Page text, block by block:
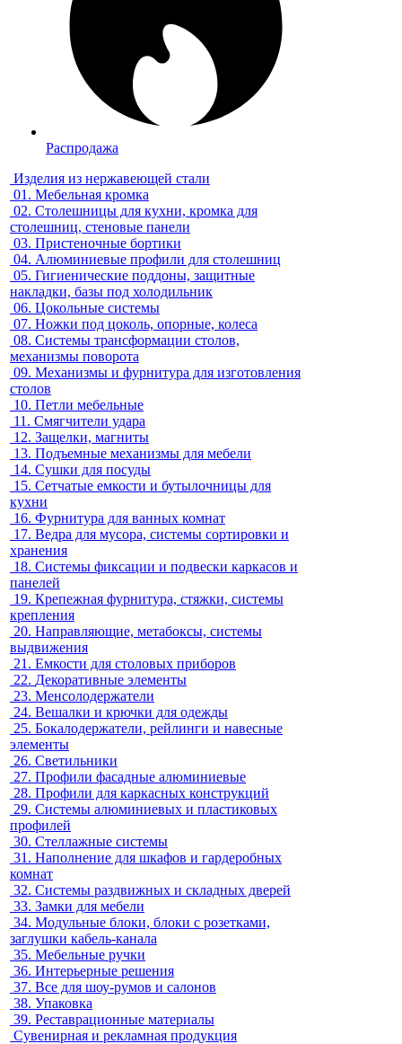
Распродажа
Изделия из нержавеющей стали
01. Мебельная кромка
02. Столешницы для кухни, кромка для
столешниц, стеновые панели
03. Пристеночные бортики
04. Алюминиевые профили для столешниц
05. Гигиенические поддоны, защитные
накладки, базы под холодильник
06. Цокольные системы
07. Ножки под цоколь, опорные, колеса
08. Системы трансформации столов,
механизмы поворота
09. Механизмы и фурнитура для изготовления
столов
10. Петли мебельные
11. Смягчители удара
12. Защелки, магниты
13. Подъемные механизмы для мебели
14. Сушки для посуды
15. Сетчатые емкости и бутылочницы для
кухни
16. Фурнитура для ванных комнат
17. Ведра для мусора, системы сортировки и
хранения
18. Системы фиксации и подвески каркасов и
панелей
19. Крепежная фурнитура, стяжки, системы
крепления
20. Направляющие, метабоксы, системы
выдвижения
21. Емкости для столовых приборов
22. Декоративные элементы
23. Менсолодержатели
24. Вешалки и крючки для одежды
25. Бокалодержатели, рейлинги и навесные
элементы
26. Светильники
27. Профили фасадные алюминиевые
28. Профили для каркасных конструкций
29. Системы алюминиевых и пластиковых
профилей
30. Стеллажные системы
31. Наполнение для шкафов и гардеробных
комнат
32. Системы раздвижных и складных дверей
33. Замки для мебели
34. Модульные блоки, блоки с розетками,
заглушки кабель-канала
35. Мебельные ручки
36. Интерьерные решения
37. Все для шоу-румов и салонов
38. Упаковка
39. Реставрационные материалы
Сувенирная и рекламная продукция